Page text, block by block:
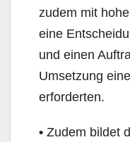
zudem mit
eine
und einen
Umsetzung
erforderten.
• Zudem bildet